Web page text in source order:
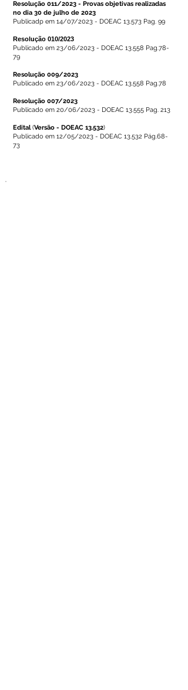
Resolução 011/2023 - Provas objetivas realizadas
no dia 30 de julho de 2023
Publicadp em 14/07/2023 - DOEAC 13.573 Pag. 99
Resolução 010/2023
Publicado em 23/06/2023 - DOEAC 13.558 Pag.78-
79
Resolução 009/2023
Publicado em 23/06/2023 - DOEAC 13.558 Pag.78
Resolução 007/2023
Publicado em 20/06/2023 - DOEAC 13.555 Pag. 213
Edital(Versão - DOEAC 13.532)
Publicado em 12/05/2023 - DOEAC 13.532 Pág.68-
73